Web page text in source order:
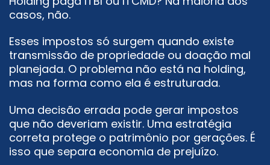
casos, não.
Esses impostos só surgem quando existe
transmissão de propriedade ou doação mal
planejada. O problema não está na holding,
mas na forma como ela é estruturada.
Uma decisão errada pode gerar impostos
que não deveriam existir. Uma estratégia
correta protege o patrimônio por gerações. É
isso que separa economia de prejuízo.